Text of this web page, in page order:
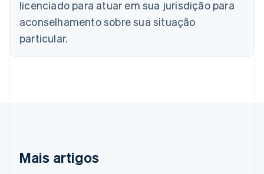
licenciado para atuar em sua jurisdição para
aconselhamento sobre sua situação
particular.
Mais artigos
China continental
简体中文 English
Chipre
Croácia
Eslovênia